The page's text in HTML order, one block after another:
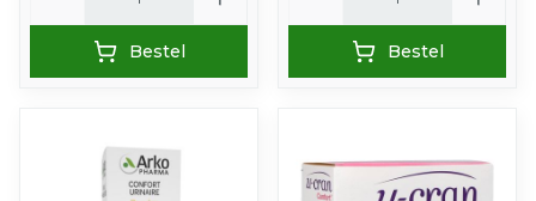
Bestel Bestel